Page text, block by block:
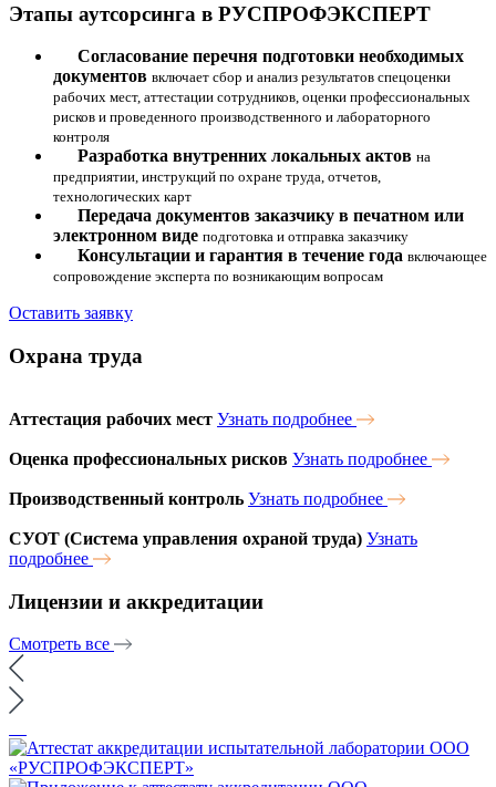
Этапы аутсорсинга в РУСПРОФЭКСПЕРТ
Согласование перечня подготовки необходимых
документов включает сбор и анализ результатов спецоценки
рабочих мест, аттестации сотрудников, оценки профессиональных
рисков и проведенного производственного и лабораторного
контроля
Разработка внутренних локальных актов на
предприятии, инструкций по охране труда, отчетов,
технологических карт
Передача документов заказчику в печатном или
электронном виде подготовка и отправка заказчику
Консультации и гарантия в течение года включающее
сопровождение эксперта по возникающим вопросам
Оставить заявку
Охрана труда
Аттестация рабочих мест Узнать подробнее
Оценка профессиональных рисков Узнать подробнее
Производственный контроль Узнать подробнее
СУОТ (Система управления охраной труда) Узнать
подробнее
Лицензии и аккредитации
Смотреть все